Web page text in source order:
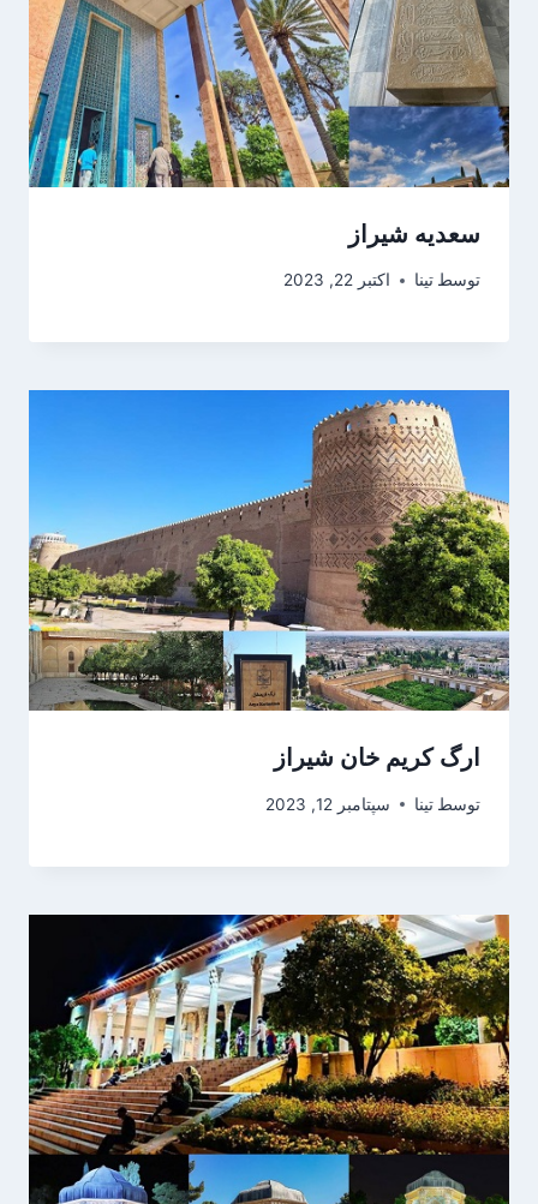
سعدیه شیراز
توسط تینا اکتبر 22, 2023
ارگ کریم خان شیراز
توسط تینا سپتامبر 12, 2023